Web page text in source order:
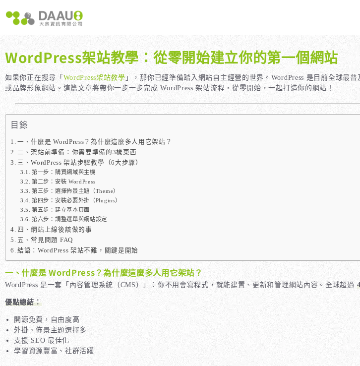
至
內
容
大奧獨家 AISEO矩陣系統｜SEO自動化輕鬆佈局關鍵字
八大專業SEO服務：網站流量快速成長
SEO 救星：你的網站沒有自然流量嗎？
專業SEO撰寫：提升網站SEO自然排序
維基百科：提升品牌形象與SEO的雙贏策略
全面優化網站語法：提升SEO表現
關鍵字分析：精準制定SEO策略
調整SEO關鍵字分布：精準地收錄
大奧專業寫手團隊：賦予深度與價值
如何開始 SEO？新手指南
SEO 的定義與基本概念
SEO 的運作原理
SEO 的重要性：為什麼企業需要它？
什麼是白帽SEO、灰帽SEO與黑帽SEO？
我們提供哪些 SEO 服務？
如何知道哪些服務最適合我的業務？
SEO 優化的具體流程是什麼？
廣告
廣告
預算
WordPress架站教學：從零開始建立你的第一個網站
如果你正在搜尋「 WordPress架站教學 」，那你已經準備踏入網站自主經營的世界。WordPress 是目前全球最
或品牌形象網站。這篇文章將帶你一步一步完成 WordPress 架站流程，從零開始，一起打造你的網站！
目錄
一、什麼是 WordPress？為什麼這麼多人用它架站？
二、架站前準備：你需要準備的3樣東西
三、WordPress 架站步驟教學（6大步驟）
第一步：購買網域與主機
第二步：安裝 WordPress
第三步：選擇佈景主題（Theme）
第四步：安裝必要外掛（Plugins）
第五步：建立基本頁面
第六步：調整選單與網站設定
四、網站上線後該做的事
五、常見問題 FAQ
結語：WordPress 架站不難，關鍵是開始
一、什麼是 WordPress？為什麼這麼多人用它架站？
WordPress 是一套「內容管理系統（CMS）」：你不用會寫程式，就能建置、更新和管理網站內容。全球超過
優點總結：
開源免費，自由度高
外掛、佈景主題選擇多
支援 SEO 最佳化
學習資源豐富、社群活躍